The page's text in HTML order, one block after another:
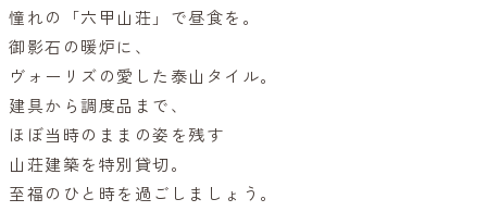
憧れの「六甲山荘」で昼食を。
御影石の暖炉に、
ヴォーリズの愛した泰山タイル。
建具から調度品まで、
ほぼ当時のままの姿を残す
山荘建築を特別貸切。
至福のひと時を過ごしましょう。